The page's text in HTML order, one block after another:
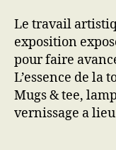
Le travail
exposition
pour faire
L’essence de la
Mugs & tee,
vernissage a